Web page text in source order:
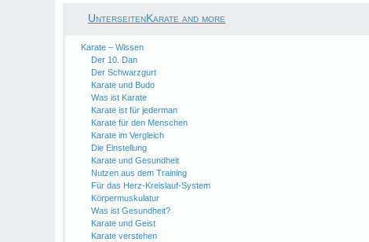
UnterseitenKarate and more
Karate – Wissen
Der 10. Dan
Der Schwarzgurt
Karate und Budo
Was ist Karate
Karate ist für jederman
Karate für den Menschen
Karate im Vergleich
Die Einstellung
Karate und Gesundheit
Nutzen aus dem Training
Für das Herz-Kreislauf-System
Körpermuskulatur
Was ist Gesundheit?
Karate und Geist
Karate verstehen